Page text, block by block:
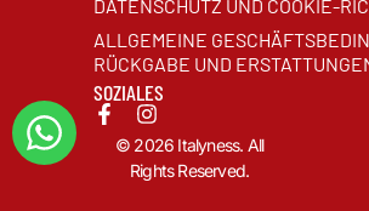
DATENSCHUTZ UND COOKIE-
ALLGEMEINE
RÜCKGABE UND
SOZIALES
© 2026 Italyness. All
Rights Reserved.